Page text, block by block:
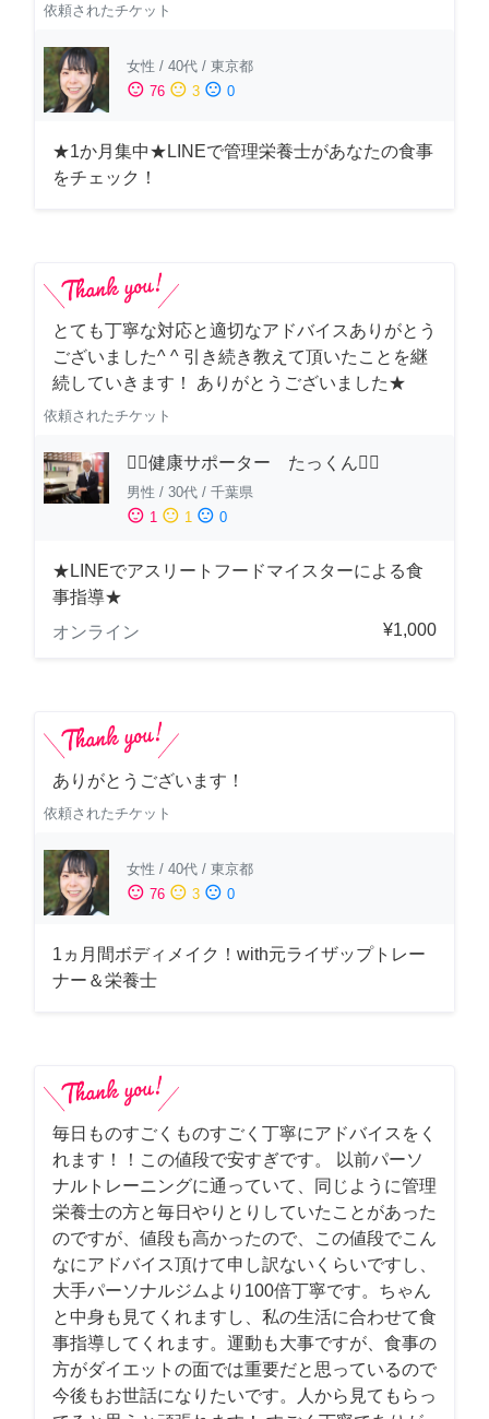
依頼されたチケット
女性 / 40代 / 東京都
sentiment_satisfied 76 sentiment_neutral 3 sentiment_dissatisfied 0
★1か月集中★LINEで管理栄養士があなたの食事
をチェック！
とても丁寧な対応と適切なアドバイスありがとう
ございました^ ^ 引き続き教えて頂いたことを継
続していきます！ ありがとうございました★
依頼されたチケット
🏋️‍♂️健康サポーター たっくん🏋️‍♂️
男性 / 30代 / 千葉県
sentiment_satisfied 1 sentiment_neutral 1 sentiment_dissatisfied 0
★LINEでアスリートフードマイスターによる食
事指導★
オンライン
¥1,000
ありがとうございます！
依頼されたチケット
女性 / 40代 / 東京都
sentiment_satisfied 76 sentiment_neutral 3 sentiment_dissatisfied 0
1ヵ月間ボディメイク！with元ライザップトレー
ナー＆栄養士
毎日ものすごくものすごく丁寧にアドバイスをく
れます！！この値段で安すぎです。 以前パーソ
ナルトレーニングに通っていて、同じように管理
栄養士の方と毎日やりとりしていたことがあった
のですが、値段も高かったので、この値段でこん
なにアドバイス頂けて申し訳ないくらいですし、
大手パーソナルジムより100倍丁寧です。ちゃん
と中身も見てくれますし、私の生活に合わせて食
事指導してくれます。運動も大事ですが、食事の
方がダイエットの面では重要だと思っているので
今後もお世話になりたいです。人から見てもらっ